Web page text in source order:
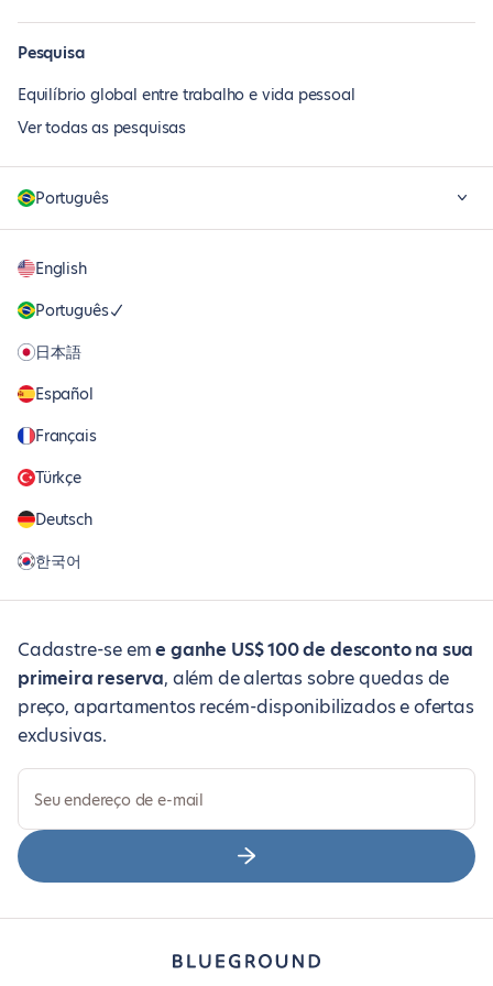
Pesquisa
Equilíbrio global entre trabalho e vida pessoal
Ver todas as pesquisas
Português
English
Português
日本語
Español
Français
Türkçe
Deutsch
한국어
Cadastre-se eme ganhe US$ 100 de desconto na sua
primeira reserva, além de alertas sobre quedas de
preço, apartamentos recém-disponibilizados e ofertas
exclusivas.
Seu endereço de e-mail